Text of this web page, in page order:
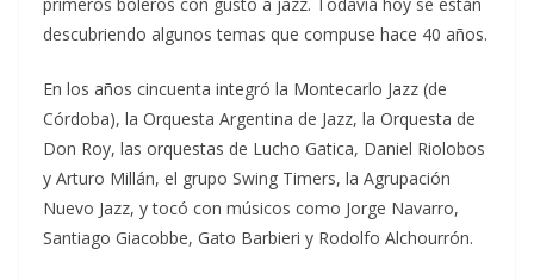
primeros boleros con gusto a jazz. Todavía hoy se están
descubriendo algunos temas que compuse hace 40 años.
En los años cincuenta integró la Montecarlo Jazz (de
Córdoba), la Orquesta Argentina de Jazz, la Orquesta de
Don Roy, las orquestas de Lucho Gatica, Daniel Riolobos
y Arturo Millán, el grupo Swing Timers, la Agrupación
Nuevo Jazz, y tocó con músicos como Jorge Navarro,
Santiago Giacobbe, Gato Barbieri y Rodolfo Alchourrón.